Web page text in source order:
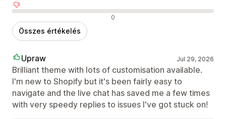
0
Összes értékelés
Upraw Jul 29, 2026
Brilliant theme with lots of customisation available.
I'm new to Shopify but it's been fairly easy to
navigate and the live chat has saved me a few times
with very speedy replies to issues I've got stuck on!